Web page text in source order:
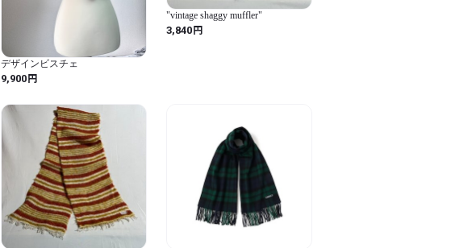
デザインビスチェ
9,900円
"vintage shaggy muffler"
3,840円